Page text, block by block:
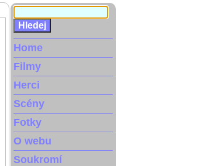
Home
Filmy
Herci
Scény
Fotky
O webu
Soukromí